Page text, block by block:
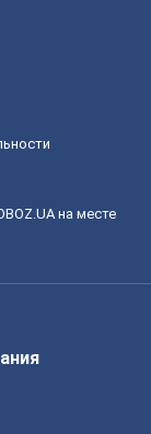
на месте